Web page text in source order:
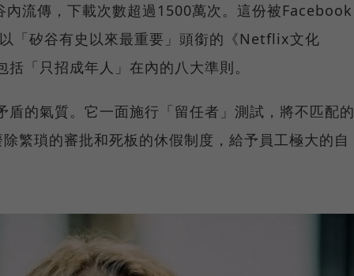
流傳，下載次數超過1500萬次。這份被Facebook
「矽谷有史以來最重要」頭銜的《Netflix文化
「只招成年人」在內的八大準則。
的氣質。它一面施行「留任者」測試，將不匹配的
繁瑣的審批和死板的休假制度，給予員工極大的自